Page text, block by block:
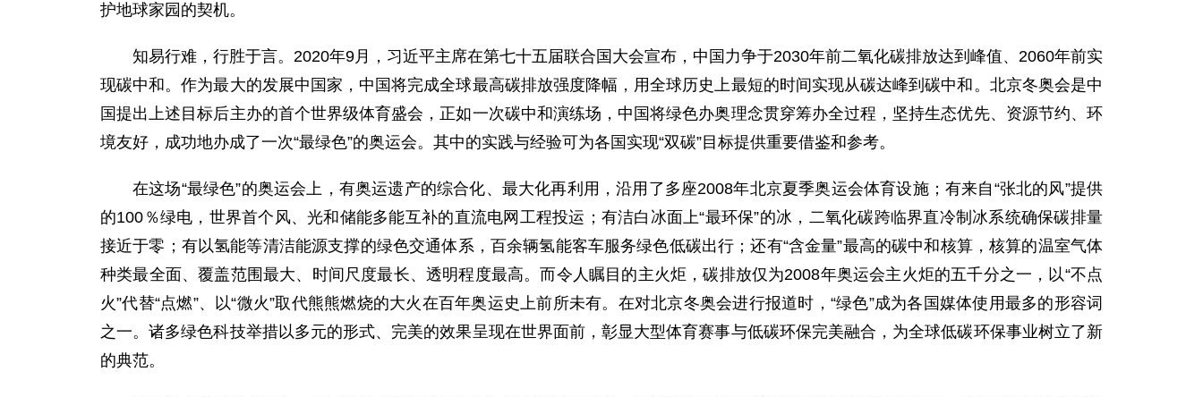
护地球家园的契机。
知易行难，行胜于言。2020年9月，习近平主席在第七十五届联合国大会宣布，中国力争于2030年前二氧化碳排放达到峰值、2060年前实
现碳中和。作为最大的发展中国家，中国将完成全球最高碳排放强度降幅，用全球历史上最短的时间实现从碳达峰到碳中和。北京冬奥会是中
国提出上述目标后主办的首个世界级体育盛会，正如一次碳中和演练场，中国将绿色办奥理念贯穿筹办全过程，坚持生态优先、资源节约、环
境友好，成功地办成了一次“最绿色”的奥运会。其中的实践与经验可为各国实现“双碳”目标提供重要借鉴和参考。
在这场“最绿色”的奥运会上，有奥运遗产的综合化、最大化再利用，沿用了多座2008年北京夏季奥运会体育设施；有来自“张北的风”提供
的100％绿电，世界首个风、光和储能多能互补的直流电网工程投运；有洁白冰面上“最环保”的冰，二氧化碳跨临界直冷制冰系统确保碳排量
接近于零；有以氢能等清洁能源支撑的绿色交通体系，百余辆氢能客车服务绿色低碳出行；还有“含金量”最高的碳中和核算，核算的温室气体
种类最全面、覆盖范围最大、时间尺度最长、透明程度最高。而令人瞩目的主火炬，碳排放仅为2008年奥运会主火炬的五千分之一，以“不点
火”代替“点燃”、以“微火”取代熊熊燃烧的大火在百年奥运史上前所未有。在对北京冬奥会进行报道时，“绿色”成为各国媒体使用最多的形容词
之一。诸多绿色科技举措以多元的形式、完美的效果呈现在世界面前，彰显大型体育赛事与低碳环保完美融合，为全球低碳环保事业树立了新
的典范。